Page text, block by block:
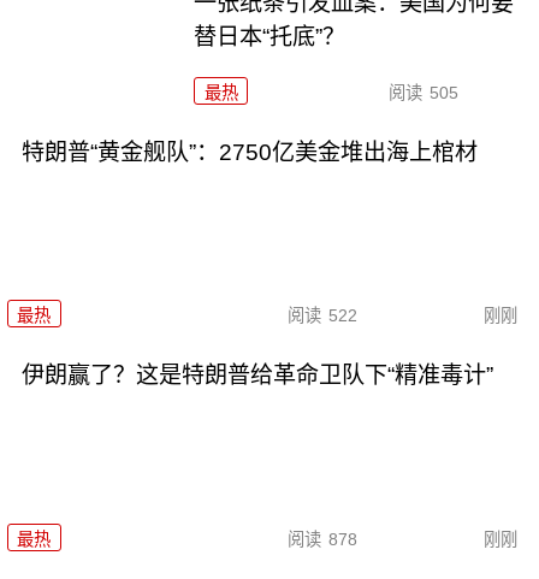
替日本“托底”？
最热 阅读 505
特朗普“黄金舰队”：2750亿美金堆出海上棺材
最热 阅读 522 刚刚
伊朗赢了？这是特朗普给革命卫队下“精准毒计”
最热 阅读 878 刚刚